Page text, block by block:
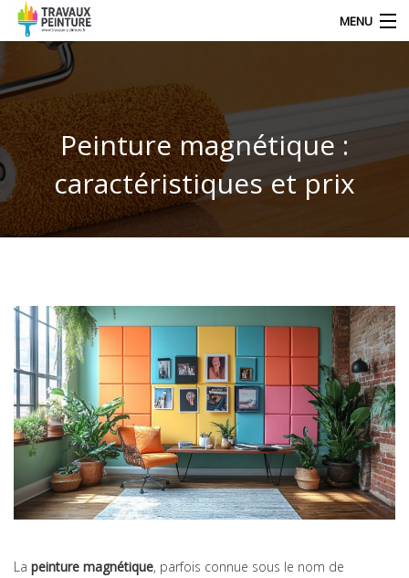
MENU
NOS DERNIERS ARTICLES
DÉCORATION
TRAVAUX
TECHNIQUE DE PEINTRE
Peinture magnétique :
caractéristiques et prix
La peinture magnétique, parfois connue sous le nom de